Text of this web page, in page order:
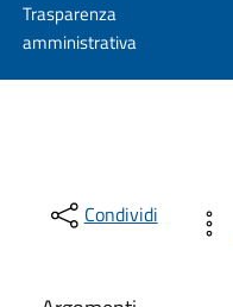
Trasparenza
amministrativa
Condividi